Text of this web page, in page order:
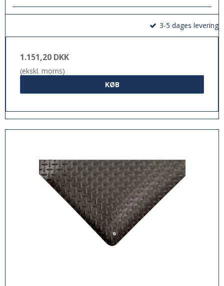
3-5 dages levering
1.151,20 DKK
(ekskl. moms)
KØB